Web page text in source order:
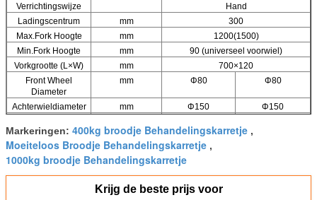
Verrichtingswijze
Hand
Ladingscentrum
mm
300
Max.Fork Hoogte
mm
1200(1500)
Min.Fork Hoogte
mm
90 (universeel voorwiel)
Vorkgrootte (L×W)
mm
700×120
Front Wheel
Diameter
mm Φ80 Φ80
Achterwieldiameter mm Φ150
Φ150
(L×W×H)
Netto Gewicht kg 115
Markeringen: 400kg broodje Behandelingskarretje ,
Moeiteloos Broodje Behandelingskarretje ,
1000kg broodje Behandelingskarretje
Krijg de beste prijs voor